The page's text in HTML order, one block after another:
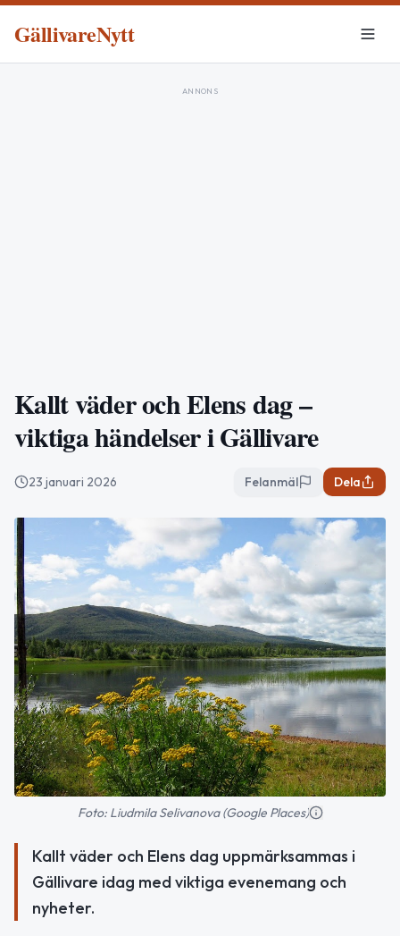
GällivareNytt
ANNONS
Kallt väder och Elens dag –
viktiga händelser i Gällivare
23 januari 2026 Felanmäl Dela
Foto: Liudmila Selivanova (Google Places)
Kallt väder och Elens dag uppmärksammas i
Gällivare idag med viktiga evenemang och
nyheter.